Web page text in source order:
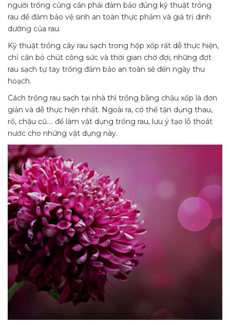
người trồng cũng cần phải đảm bảo đúng kỹ thuật trồng
rau để đảm bảo vệ sinh an toàn thực phẩm và giá trị dinh
dưỡng của rau.
Kỹ thuật trồng cây rau sạch trong hộp xốp rất dễ thực hiện,
chỉ cần bỏ chút công sức và thời gian chờ đợi, những đợt
rau sạch tự tay trồng đảm bảo an toàn sẽ đến ngày thu
hoạch.
Cách trồng rau sạch tại nhà thì trồng bằng chậu xốp là đơn
giản và dễ thực hiện nhất. Ngoài ra, có thể tận dụng thau,
rổ, chậu cũ…. để làm vật dụng trồng rau, lưu ý tạo lỗ thoát
nước cho những vật dụng này.